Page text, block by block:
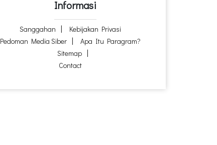
Informasi
Sanggahan
Kebijakan Privasi
Pedoman Media Siber
Apa Itu Paragram?
Sitemap
Contact